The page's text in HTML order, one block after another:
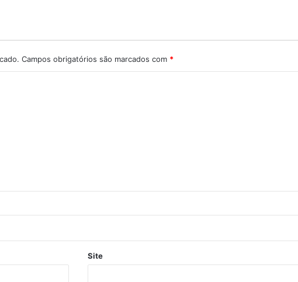
Campos obrigatórios são marcados com *
Site